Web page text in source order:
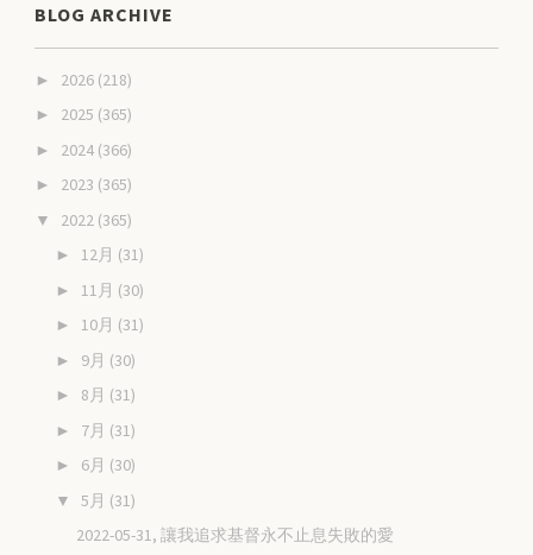
BLOG ARCHIVE
► 2026 (218)
► 2025 (365)
► 2024 (366)
► 2023 (365)
▼ 2022 (365)
► 12月 (31)
► 11月 (30)
► 10月 (31)
► 9月 (30)
► 8月 (31)
► 7月 (31)
► 6月 (30)
▼ 5月 (31)
2022-05-31, 讓我追求基督永不止息失敗的愛